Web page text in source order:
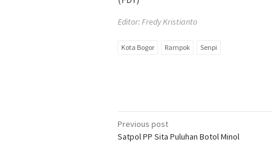
Editor: Fredy Kristianto
Kota Bogor Rampok Senpi
Post
navigation
Previous post
Satpol PP Sita Puluhan Botol Minol